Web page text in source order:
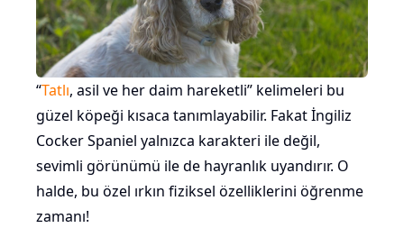
“Tatlı, asil ve her daim hareketli” kelimeleri bu
güzel köpeği kısaca tanımlayabilir. Fakat İngiliz
Cocker Spaniel yalnızca karakteri ile değil,
sevimli görünümü ile de hayranlık uyandırır. O
halde, bu özel ırkın fiziksel özelliklerini öğrenme
zamanı!